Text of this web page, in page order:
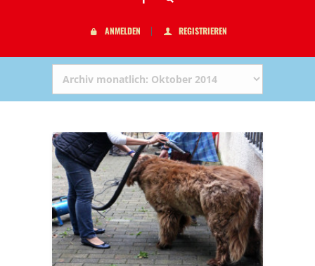
ANMELDEN REGISTRIEREN